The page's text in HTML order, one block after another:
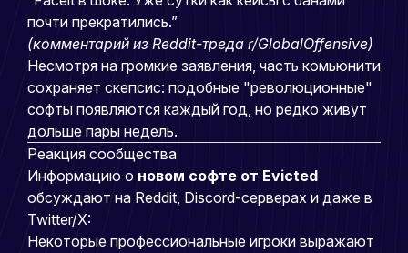
почти прекратились.”
(комментарий из Reddit-треда r/GlobalOffensive)
Несмотря на громкие заявления, часть комьюнити
сохраняет скепсис: подобные "революционные"
софты появляются каждый год, но редко живут
дольше пары недель.
Реакция сообщества
Информацию о новом софте от Evicted
обсуждают на Reddit, Discord-серверах и даже в
Twitter/X:
Некоторые профессиональные игроки выражают